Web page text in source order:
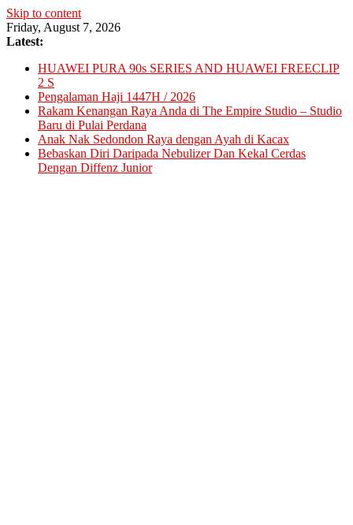
Skip to content
Friday, August 7, 2026
Latest:
HUAWEI PURA 90s SERIES AND HUAWEI FREECLIP
2 S
Pengalaman Haji 1447H / 2026
Rakam Kenangan Raya Anda di The Empire Studio – Studio
Baru di Pulai Perdana
Anak Nak Sedondon Raya dengan Ayah di Kacax
Bebaskan Diri Daripada Nebulizer Dan Kekal Cerdas
Dengan Diffenz Junior